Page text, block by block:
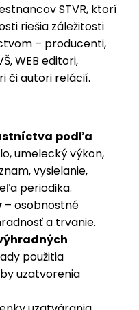
STVR, ktorí
riešia záležitosti
– producenti,
WEB editori,
či autori relácií.
podľa
umelecký výkon,
vysielanie,
periodika.
– osobnostné
a trvanie.
použitia
uzatvorenia